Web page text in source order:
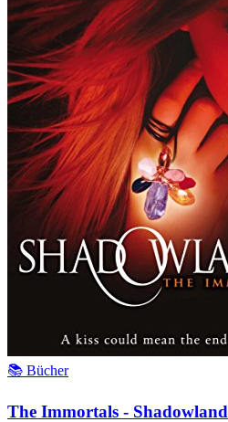
📚 Bücher
The Immortals - Shadowland